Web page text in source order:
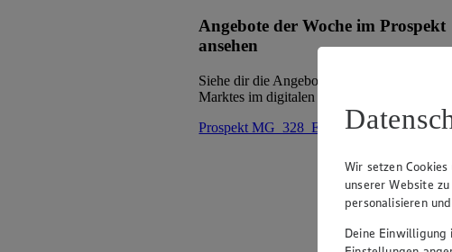
Angebote der Woche im Prospekt
ansehen
Siehe dir die Angebote der Woche deines
Marktes im digitalen Blätterkatalog an.
Prospekt MG_328_ED im Browser
Wir setzen
unserer Website
personalisieren
Deine